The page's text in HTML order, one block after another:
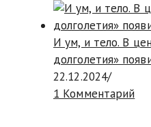
И ум, и тело. В
долголетия»
22.12.2024/
1 Комментарий